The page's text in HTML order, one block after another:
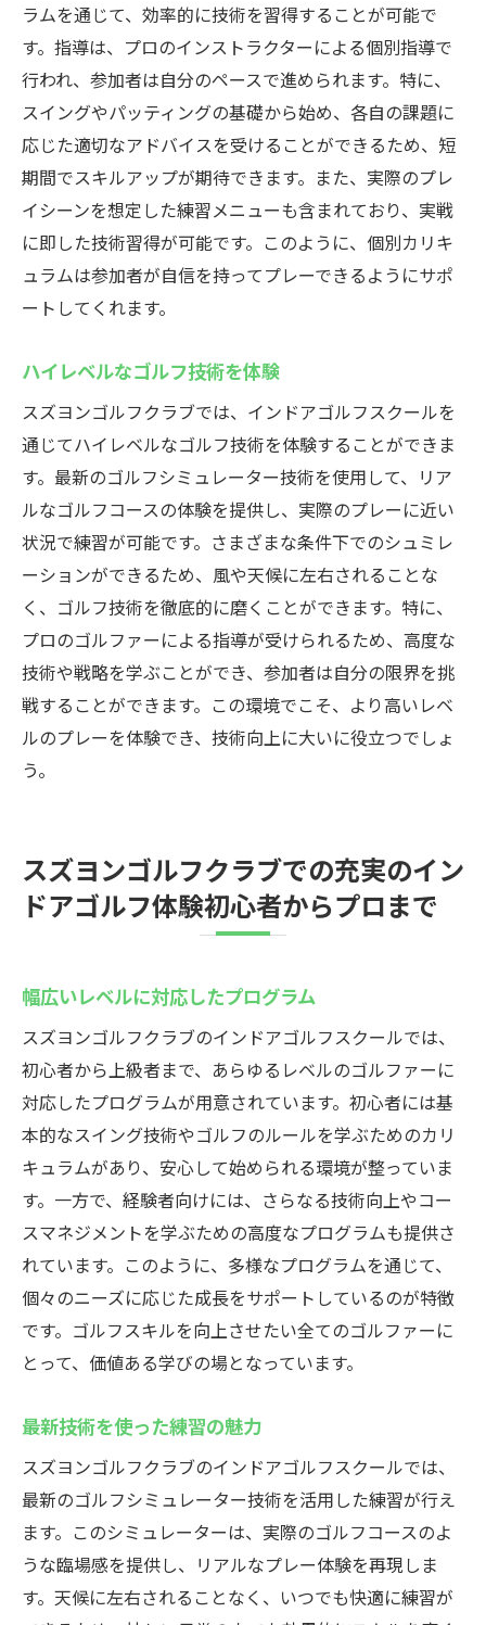
ラムを通じて、効率的に技術を習得することが可能で
す。指導は、プロのインストラクターによる個別指導で
行われ、参加者は自分のペースで進められます。特に、
スイングやパッティングの基礎から始め、各自の課題に
応じた適切なアドバイスを受けることができるため、短
期間でスキルアップが期待できます。また、実際のプレ
イシーンを想定した練習メニューも含まれており、実戦
に即した技術習得が可能です。このように、個別カリキ
ュラムは参加者が自信を持ってプレーできるようにサポ
ートしてくれます。
ハイレベルなゴルフ技術を体験
スズヨンゴルフクラブでは、インドアゴルフスクールを
通じてハイレベルなゴルフ技術を体験することができま
す。最新のゴルフシミュレーター技術を使用して、リア
ルなゴルフコースの体験を提供し、実際のプレーに近い
状況で練習が可能です。さまざまな条件下でのシュミレ
ーションができるため、風や天候に左右されることな
く、ゴルフ技術を徹底的に磨くことができます。特に、
プロのゴルファーによる指導が受けられるため、高度な
技術や戦略を学ぶことができ、参加者は自分の限界を挑
戦することができます。この環境でこそ、より高いレベ
ルのプレーを体験でき、技術向上に大いに役立つでしょ
う。
スズヨンゴルフクラブでの充実のイン
ドアゴルフ体験初心者からプロまで
幅広いレベルに対応したプログラム
スズヨンゴルフクラブのインドアゴルフスクールでは、
初心者から上級者まで、あらゆるレベルのゴルファーに
対応したプログラムが用意されています。初心者には基
本的なスイング技術やゴルフのルールを学ぶためのカリ
キュラムがあり、安心して始められる環境が整っていま
す。一方で、経験者向けには、さらなる技術向上やコー
スマネジメントを学ぶための高度なプログラムも提供さ
れています。このように、多様なプログラムを通じて、
個々のニーズに応じた成長をサポートしているのが特徴
です。ゴルフスキルを向上させたい全てのゴルファーに
とって、価値ある学びの場となっています。
最新技術を使った練習の魅力
スズヨンゴルフクラブのインドアゴルフスクールでは、
最新のゴルフシミュレーター技術を活用した練習が行え
ます。このシミュレーターは、実際のゴルフコースのよ
うな臨場感を提供し、リアルなプレー体験を再現しま
す。天候に左右されることなく、いつでも快適に練習が